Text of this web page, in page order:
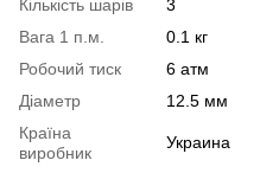
Кількість шарів
3
Вага 1 п.м.
0.1 кг
Робочий тиск
6 атм
Діаметр
12.5 мм
Країна
виробник
Украина